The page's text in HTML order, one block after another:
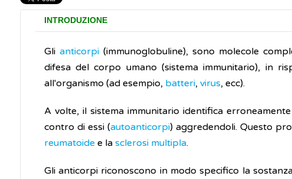
INTRODUZIONE
Gli anticorpi (immunoglobuline), sono molecole
difesa del corpo umano (sistema immunitario), in
all'organismo (ad esempio, batteri, virus, ecc).
A volte, il sistema immunitario identifica
contro di essi (autoanticorpi) aggredendoli. Questo
reumatoide e la sclerosi multipla.
Gli anticorpi riconoscono in modo specifico la